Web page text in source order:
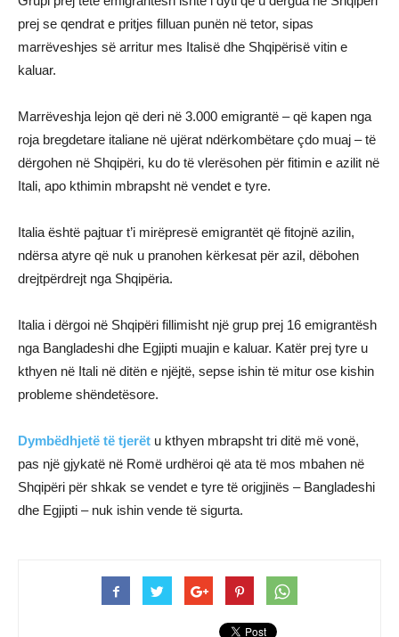
prej se qendrat e pritjes filluan punën në tetor, sipas
marrëveshjes së arritur mes Italisë dhe Shqipërisë vitin e
kaluar.
Marrëveshja lejon që deri në 3.000 emigrantë – që kapen nga
roja bregdetare italiane në ujërat ndërkombëtare çdo muaj – të
dërgohen në Shqipëri, ku do të vlerësohen për fitimin e azilit në
Itali, apo kthimin mbrapsht në vendet e tyre.
Italia është pajtuar t’i mirëpresë emigrantët që fitojnë azilin,
ndërsa atyre që nuk u pranohen kërkesat për azil, dëbohen
drejtpërdrejt nga Shqipëria.
Italia i dërgoi në Shqipëri fillimisht një grup prej 16 emigrantësh
nga Bangladeshi dhe Egjipti muajin e kaluar. Katër prej tyre u
kthyen në Itali në ditën e njëjtë, sepse ishin të mitur ose kishin
probleme shëndetësore.
Dymbëdhjetë të tjerët u kthyen mbrapsht tri ditë më vonë,
pas një gjykatë në Romë urdhëroi që ata të mos mbahen në
Shqipëri për shkak se vendet e tyre të origjinës – Bangladeshi
dhe Egjipti – nuk ishin vende të sigurta.